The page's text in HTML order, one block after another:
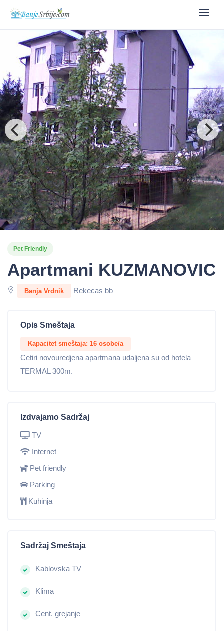
Pet Friendly
Apartmani KUZMANOVIC
Banja Vrdnik Rekecas bb
Opis Smeštaja
Kapacitet smeštaja: 16 osobe/a
Cetiri novouredjena apartmana udaljena su od hotela
TERMAL 300m.
Izdvajamo Sadržaj
TV
Internet
Pet friendly
Parking
Kuhinja
Sadržaj Smeštaja
Kablovska TV
Klima
Cent. grejanje